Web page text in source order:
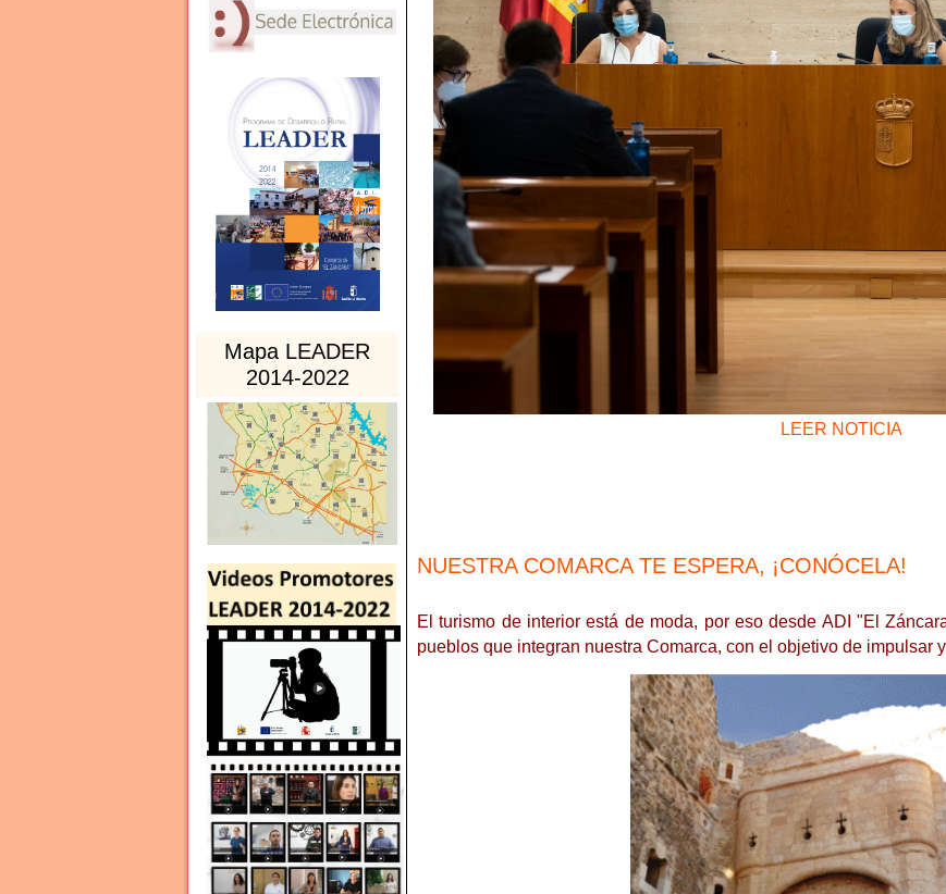
Mapa LEADER
2014-2022
LEER NOTICIA
NUESTRA COMARCA TE ESPERA, ¡CONÓCELA!
El turismo de interior está de moda, por eso desde ADI "El
pueblos que integran nuestra Comarca, con el objetivo de impulsar